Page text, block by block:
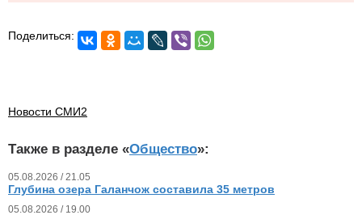
Поделиться:
Новости СМИ2
Также в разделе «Общество»:
05.08.2026 / 21.05
Глубина озера Галанчож составила 35 метров
05.08.2026 / 19.00